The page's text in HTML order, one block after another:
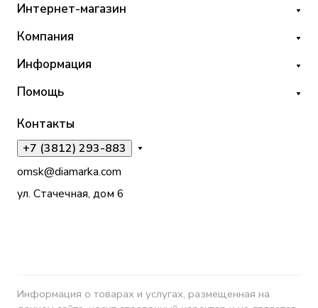
Интернет-магазин
Компания
Информация
Помощь
Контакты
+7 (3812) 293-883
omsk@diamarka.com
ул. Стачечная, дом 6
Информация о товарах и услугах, размещенная на